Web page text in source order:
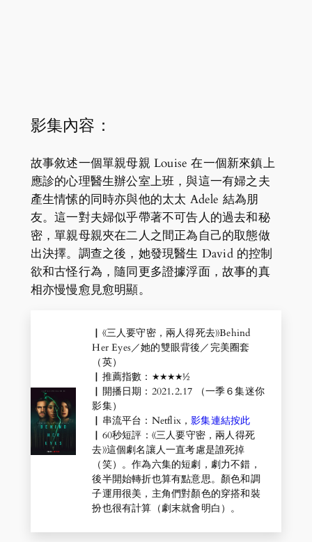
影集內容：
故事敘述一個單親母親 Louise 在一個新來鎮上
應診的心理醫生辦公室上班，與這一有婦之夫
產生情愫的同時亦與他的太太 Adele 結為朋
友。這一對夫婦似乎帶著不可告人的過去和秘
密，單親母親夾在二人之間正為自己的取態做
出決擇。調查之後，她發現醫生 David 的控制
欲和古怪行為，隨同更多證據浮面，故事的真
相亦慢慢愈見愈明顯。
▏《三人要守密，兩人得死去》Behind
Her Eyes／她的雙眼背後／完美圈套
（英）
▏推薦指數：★★★★½
▏開播日期：2021.2.17 （一季６集迷你
影集）
▏串流平台：Netflix，影集連結按此
▏60秒短評：《三人要守密，兩人得死
去》這個劇名讓人一直考慮是誰死掉
（笑）。作為六集的短劇，劇力不錯，
後半開始轉折也算有點意思。顏色和調
子運用很美，主角們對顏色的穿搭和裝
扮也很有計算（劇末就會明白）。